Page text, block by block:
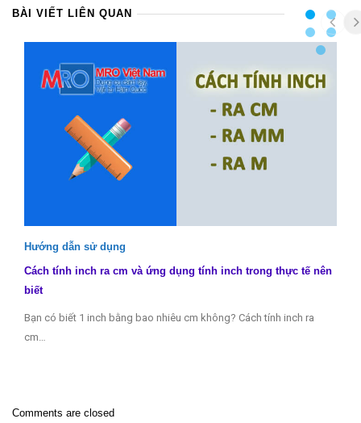
BÀI VIẾT LIÊN QUAN
Hướng dẫn sử dụng
Cách tính inch ra cm và ứng dụng tính inch trong thực tế nên
biết
Bạn có biết 1 inch bằng bao nhiêu cm không? Cách tính inch ra
cm…
Comments are closed